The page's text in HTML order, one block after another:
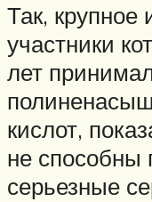
Так, крупное
участники
лет
кислот,
не способны
серьезные